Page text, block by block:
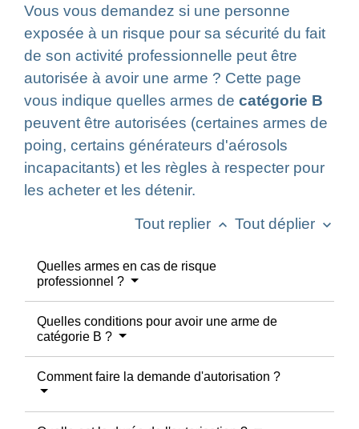
Vous vous demandez si une personne
exposée à un risque pour sa sécurité du fait
de son activité professionnelle peut être
autorisée à avoir une arme ? Cette page
vous indique quelles armes de catégorie B
peuvent être autorisées (certaines armes de
poing, certains générateurs d'aérosols
incapacitants) et les règles à respecter pour
les acheter et les détenir.
Tout replier keyboard_arrow_up Tout déplier keyboard_arrow_down
Quelles armes en cas de risque
professionnel ?
Quelles conditions pour avoir une arme de
catégorie B ?
Comment faire la demande d'autorisation ?